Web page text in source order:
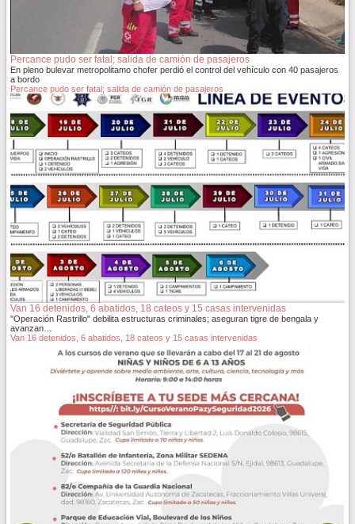
Percance pudo ser fatal; salida de camión de pasajeros
En pleno bulevar metropolitamo chofer perdió el control del vehículo con 40 pasajeros
a bordo
Percance pudo ser fatal; salida de camión de pasajeros
Van 16 detenidos, 6 abatidos, 18 cateos y 15 casas intervenidas
"Operación Rastrillo" debilita estructuras criminales; aseguran tigre de bengala y
avanzan…
Van 16 detenidos, 6 abatidos, 18 cateos y 15 casas intervenidas